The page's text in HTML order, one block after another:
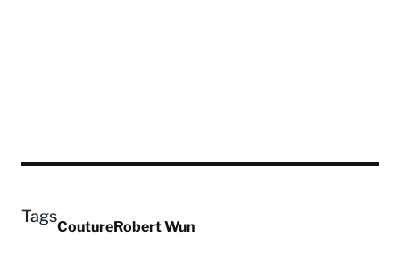
Tags
CoutureRobert Wun